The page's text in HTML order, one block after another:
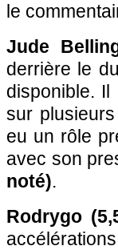
le
Jude
derrière le
disponible.
sur
eu un rôle
avec son
noté).
Rodrygo